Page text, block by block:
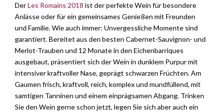
DerLes Romains 2018 ist der perfekte Wein für besondere
Anlässe oder für ein gemeinsames Genießen mit Freunden
und Familie. Wie auch immer: Unvergessliche Momente sind
garantiert. Bereitet aus den besten Cabernet-Sauvignon- und
Merlot-Trauben und 12 Monate in den Eichenbarriques
ausgebaut, präsentiert sich der Wein in dunklem Purpur mit
intensiver kraftvoller Nase, geprägt schwarzen Früchten. Am
Gaumen frisch, kraftvoll, reich, komplex und mundfüllend, mit
samtigen Tanninen und einem einprägsamen Abgang. Trinken
Sie den Wein gerne schon jetzt, legen Sie sich aber auch ein